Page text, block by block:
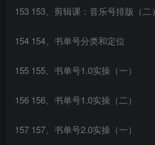
153 153、剪辑课：音乐号排版（二）
154 154、书单号分类和定位
155 155、书单号1.0实操（一）
156 156、书单号1.0实操（二）
157 157、书单号2.0实操（一）